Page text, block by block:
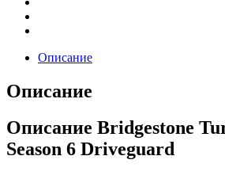
Описание
Описание
Описание Bridgestone
Season 6 Driveguard